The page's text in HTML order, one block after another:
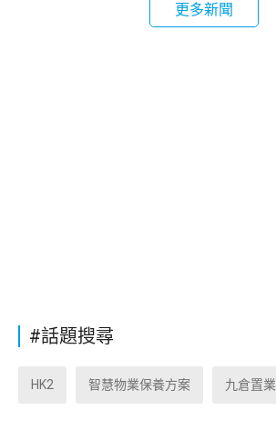
更多新聞
#話題搜尋
HK2 智慧物業保養方案 九倉置業